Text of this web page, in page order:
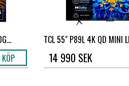
KÖP
TCL 55" P89L 4K QD MINI
14 990 SEK